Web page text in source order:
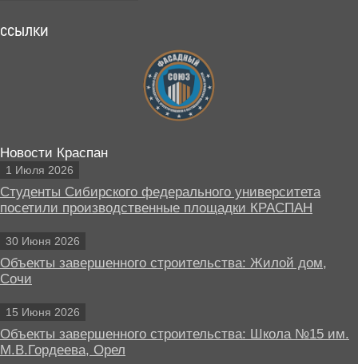
ССЫЛКИ
Новости Краспан
1 Июля 2026
Студенты Сибирского федерального университета
посетили производственные площадки КРАСПАН
30 Июня 2026
Объекты завершенного строительства: Жилой дом,
Сочи
15 Июня 2026
Объекты завершенного строительства: Школа №15 им.
М.В.Гордеева, Орел